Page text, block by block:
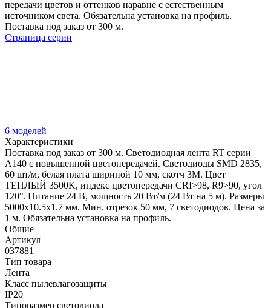
передачи цветов и оттенков наравне с естественным
источником света. Обязательна установка на профиль.
Поставка под заказ от 300 м.
Страница серии
6 моделей
Характеристики
Поставка под заказ от 300 м. Светодиодная лента RT серии
A140 с повышенной цветопередачей. Светодиоды SMD 2835,
60 шт/м, белая плата шириной 10 мм, скотч 3М. Цвет
ТЕПЛЫЙ 3500K, индекс цветопередачи CRI>98, R9>90, угол
120°. Питание 24 В, мощность 20 Вт/м (24 Вт на 5 м). Размеры
5000х10.5х1.7 мм. Мин. отрезок 50 мм, 7 светодиодов. Цена за
1 м. Обязательна установка на профиль.
Общие
Артикул
037881
Тип товара
Лента
Класс пылевлагозащиты
IP20
Типоразмер светодиода